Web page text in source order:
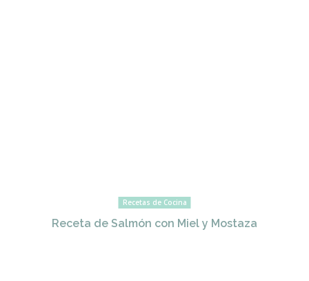
Recetas de Cocina
Receta de Salmón con Miel y Mostaza